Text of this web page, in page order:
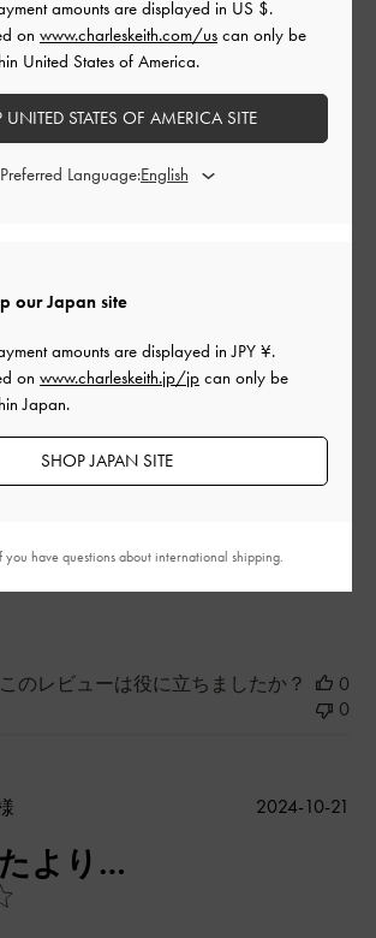
りで毎日使ってます！
のがこれからも楽しみです！
ューズ以外） |カラー: ブルー系
とてもよかった
このレビューは役に立ちましたか？
0
0
より…
2024-10-21
our Japan site
amounts are displayed inJPY ¥.
on www.charleskeith.jp/jp can only be
Japan.
SHOP JAPAN SITE
amounts are displayed in US $.
on www.charleskeith.com/us can only be
United States of America.
UNITED STATES OF AMERICA SITE
Preferred Language:
have questions about international shipping.